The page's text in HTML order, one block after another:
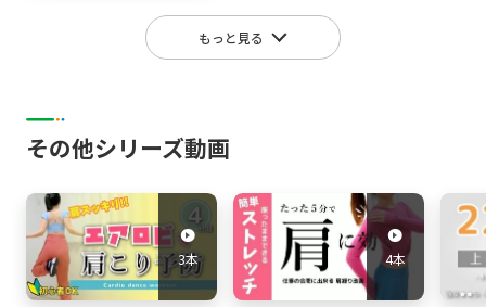
もっと見る
その他シリーズ動画
3本 4本